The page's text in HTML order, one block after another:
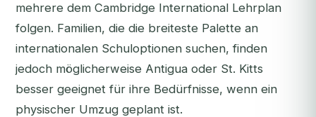
mehrere dem Cambridge International Lehrplan
folgen. Familien, die die breiteste Palette an
internationalen Schuloptionen suchen, finden
jedoch möglicherweise Antigua oder St. Kitts
besser geeignet für ihre Bedürfnisse, wenn ein
physischer Umzug geplant ist.